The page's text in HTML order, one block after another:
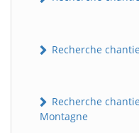
Recherche
Recherche
Montagne